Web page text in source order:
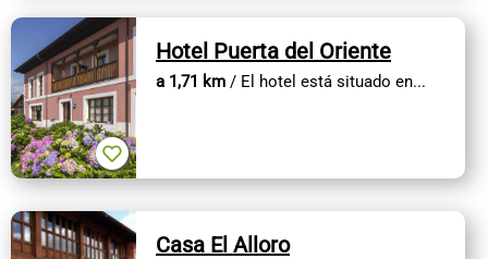
Hotel Puerta del Oriente
a 1,71 km / El hotel está situado en...
Casa El Alloro